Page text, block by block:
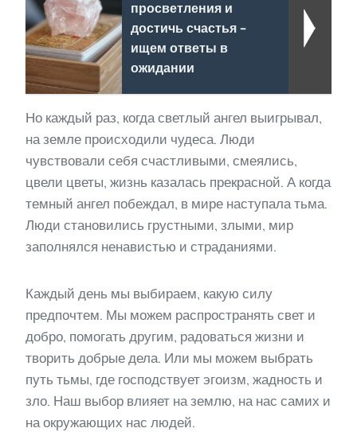
просветления и
достичь счастья -
ищем ответы в
ожидании
Но каждый раз, когда светлый ангел выигрывал,
на земле происходили чудеса. Люди
чувствовали себя счастливыми, смеялись,
цвели цветы, жизнь казалась прекрасной. А когда
темный ангел побеждал, в мире наступала тьма.
Люди становились грустными, злыми, мир
заполнялся ненавистью и страданиями.
Каждый день мы выбираем, какую силу
предпочтем. Мы можем распространять свет и
добро, помогать другим, радоваться жизни и
творить добрые дела. Или мы можем выбрать
путь тьмы, где господствует эгоизм, жадность и
зло. Наш выбор влияет на землю, на нас самих и
на окружающих нас людей.